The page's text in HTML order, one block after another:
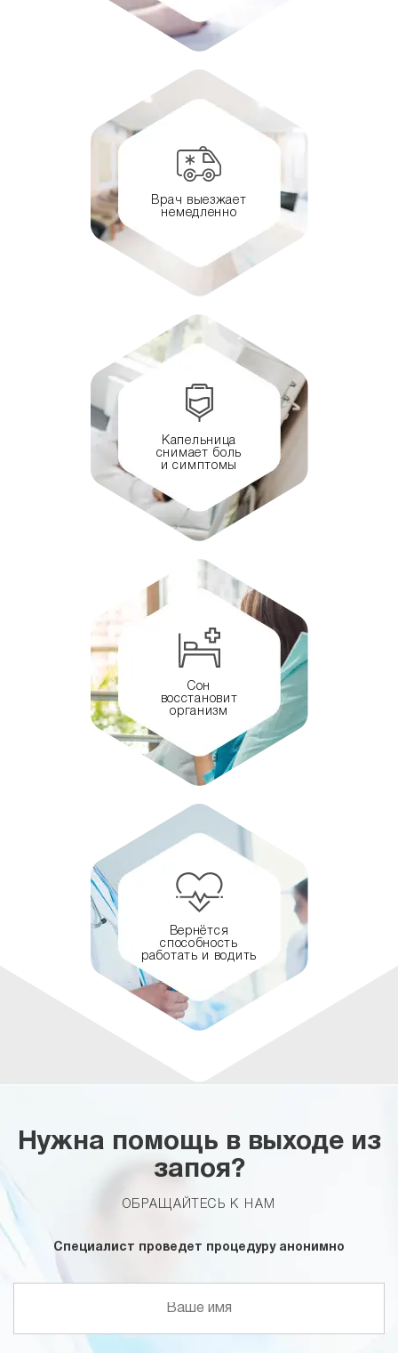
Врач выезжает
немедленно
Капельница
снимает боль
и симптомы
Сон
восстановит
организм
Вернётся
способность
работать и водить
Нужна помощь в выходе из
запоя?
ОБРАЩАЙТЕСЬ К НАМ
Специалист проведет процедуру анонимно